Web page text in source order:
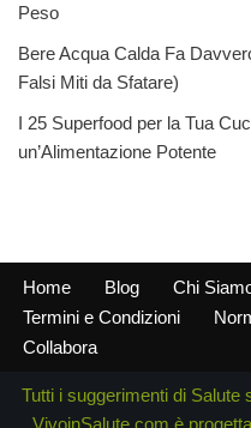
Peso
Bere Acqua Calda Fa
Falsi Miti da Sfatare)
I 25 Superfood per la Tua
un’Alimentazione Potente
Home Blog Chi
Termini e Condizioni
Collabora
Tutti i suggerimenti di Salute
VivoinSalute.com è